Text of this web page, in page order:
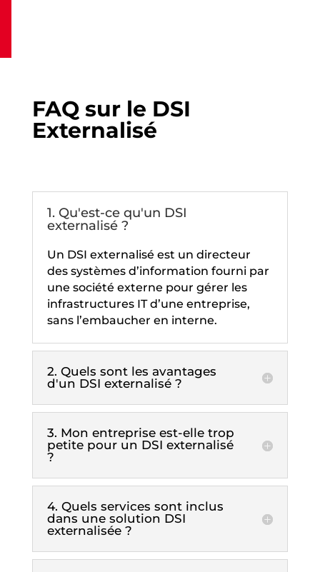
FAQ sur le DSI
Externalisé
1. Qu'est-ce qu'un DSI
externalisé ?
Un DSI externalisé est un directeur
des systèmes d’information fourni par
une société externe pour gérer les
infrastructures IT d’une entreprise,
sans l’embaucher en interne.
2. Quels sont les avantages
d'un DSI externalisé ?
3. Mon entreprise est-elle trop
petite pour un DSI externalisé
?
4. Quels services sont inclus
dans une solution DSI
externalisée ?